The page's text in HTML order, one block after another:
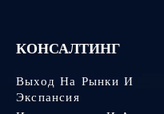
КОНСАЛТИНГ
Выход На Рынки И
Экспансия